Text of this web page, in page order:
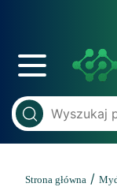
Strona główna /